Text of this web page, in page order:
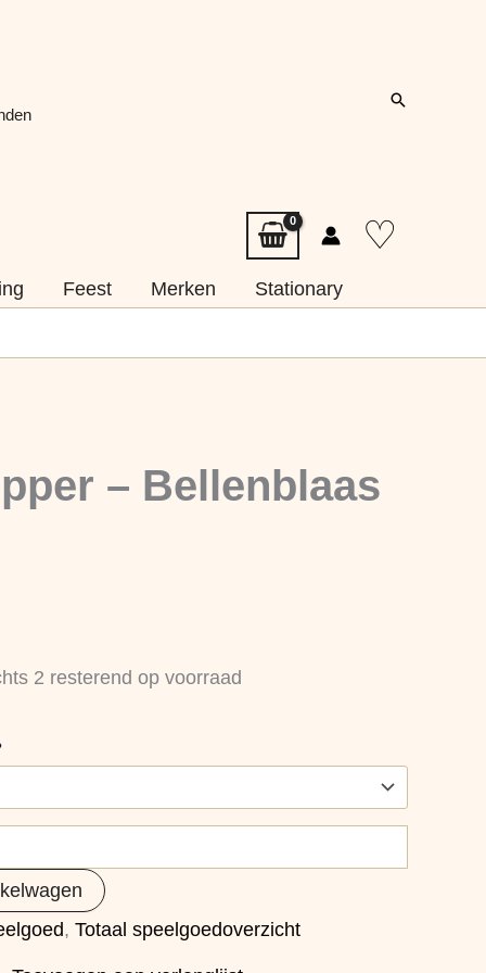
Zoeken
♡
Feest Merken
Stationary
– Bellenblaas
2 resterend op voorraad
, Totaal speelgoedoverzicht